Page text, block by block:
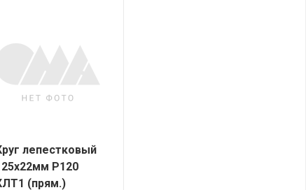
лепестковый
Р120
(прям.)